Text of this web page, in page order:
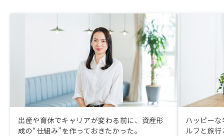
出産や育休でキャリアが変わる前に、資産形
成の“仕組み”を作っておきたかった。
ハッピー
ルフと旅